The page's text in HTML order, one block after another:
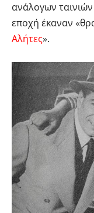
ανάλογων
εποχή έκαναν
Αλήτες».